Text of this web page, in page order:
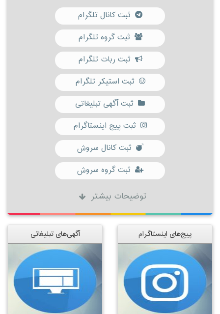
ثبت کانال تلگرام
ثبت گروه تلگرام
ثبت ربات تلگرام
ثبت استیکر تلگرام
ثبت آگهی تبلیغاتی
ثبت پیج اینستاگرام
ثبت کانال سروش
ثبت گروه سروش
توضیحات بیشتر
پیج‌های اینستاگرام آگهی‌های تبلیغاتی